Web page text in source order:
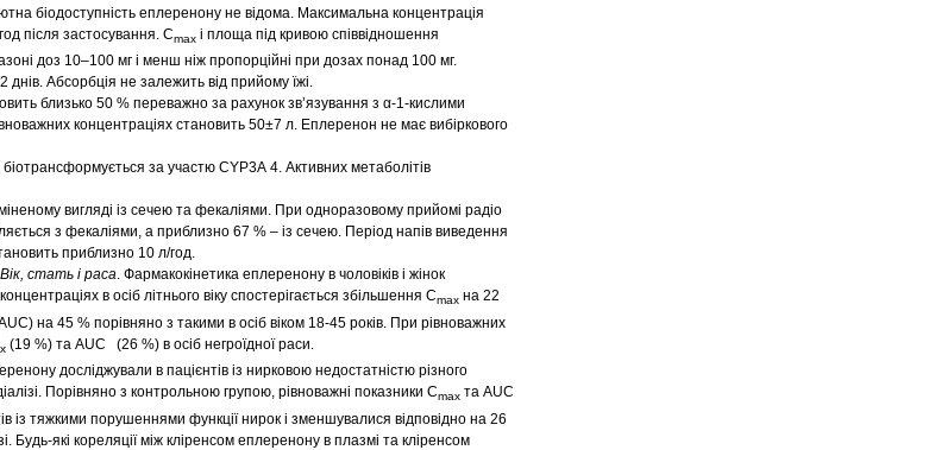
біодоступність еплеренону не відома. Максимальна концентрація
після застосування. Сmax і площа під кривою співвідношення
доз 10–100 мг і менш ніж пропорційні при дозах понад 100 мг.
днів. Абсорбція не залежить від прийому їжі.
близько 50 % переважно за рахунок зв’язування з α-1-кислими
концентраціях становить 50±7 л. Еплеренон не має вибіркового
за участю CYP3А 4. Активних метаболітів
вигляді із сечею та фекаліями. При одноразовому прийомі радіо
з фекаліями, а приблизно 67 % – із сечею. Період напів виведення
приблизно 10 л/год.
Вік, стать і раса. Фармакокінетика еплеренону в чоловіків і жінок
в осіб літнього віку спостерігається збільшення Cmax на 22
на 45 % порівняно з такими в осіб віком 18-45 років. При рівноважних
(19 %) та AUC (26 %) в осіб негроїдної раси.
досліджували в пацієнтів із нирковою недостатністю різного
Порівняно з контрольною групою, рівноважні показники Cmax та AUC
із тяжкими порушеннями функції нирок і зменшувалися відповідно на 26
Будь-які кореляції між кліренсом еплеренону в плазмі та кліренсом